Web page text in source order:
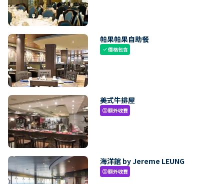
帕果帕果自助餐
check價格包含
美式牛排屋
paid額外收費
海洋館 by Jereme LEUNG
paid額外收費